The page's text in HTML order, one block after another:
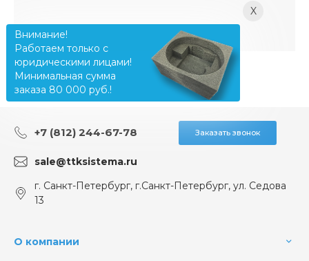
+7 (812) 244-67-78 Заказать звонок
sale@ttksistema.ru
г. Санкт-Петербург, г.Санкт-Петербург, ул. Седова
13
О компании
X
Внимание!
Работаем только с
юридическими лицами!
Минимальная сумма
заказа 80 000 руб.!